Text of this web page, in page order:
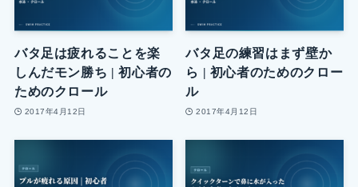
バタ足は疲れることを楽
しんだモン勝ち | 初心者の
ためのクロール
2017年4月12日
バタ足の練習はまず壁か
ら | 初心者のためのクロー
ル
2017年4月12日